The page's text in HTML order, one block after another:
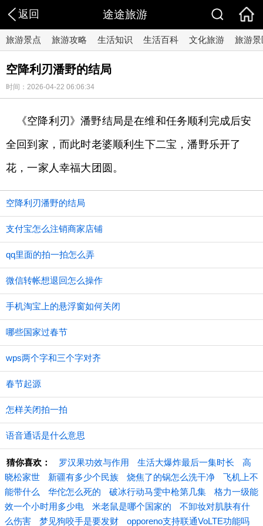
返回 途途旅游
旅游景点 旅游攻略 生活知识 生活百科 文化旅游 旅游景
空降利刃潘野的结局
时间：2026-04-22 06:06:34
《空降利刃》潘野结局是在维和任务顺利完成后安
全回到家，而此时老婆顺利生下二宝，潘野乐开了
花，一家人幸福大团圆。
空降利刃潘野的结局
支付宝怎么注销商家店铺
qq里面的拍一拍怎么弄
微信转帐想退回怎么操作
手机淘宝上的悬浮窗如何关闭
哪些国家过春节
wps两个字和三个字对齐
春节起源
怎样关闭拍一拍
语音通话是什么意思
猜你喜欢： 罗汉果功效与作用 生活大爆炸最后一集时长
高
晓松家世
新疆有多少个民族 烧焦了的锅怎么洗干净
飞机上不
能带什么
华佗怎么死的 破冰行动马雯中枪第几集
格力一级能
效一个小时用多少电
米老鼠是哪个国家的
不卸妆对肌肤有什
么伤害
梦见狗咬手是要发财 opporeno支持联通VoLTE功能吗